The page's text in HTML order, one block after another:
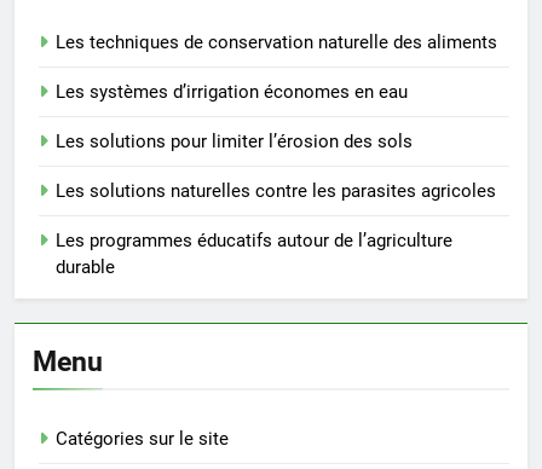
Les techniques de conservation naturelle des aliments
Les systèmes d’irrigation économes en eau
Les solutions pour limiter l’érosion des sols
Les solutions naturelles contre les parasites agricoles
Les programmes éducatifs autour de l’agriculture
durable
Menu
Catégories sur le site